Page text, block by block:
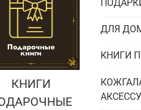
Подарки энергетику
Подарки юристу
КНИГИ
ДЛЯ
КНИГИ